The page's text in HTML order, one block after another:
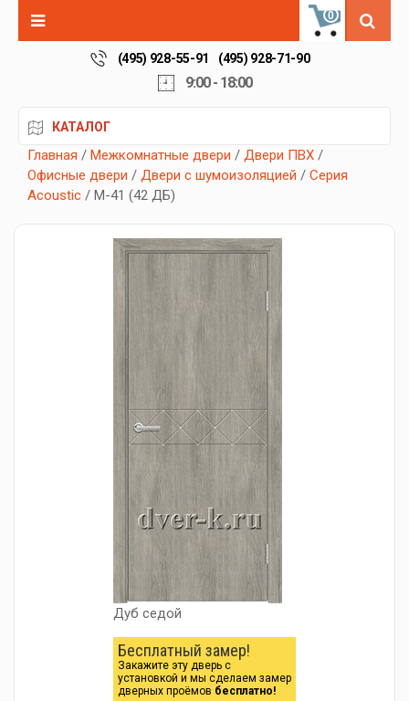
0
(495) 928-55-91 (495) 928-71-90
9:00 - 18:00
КАТАЛОГ
Главная / Межкомнатные двери / Двери ПВХ /
Офисные двери / Двери с шумоизоляцией / Серия
Acoustic / М-41 (42 ДБ)
Дуб седой
Бесплатный замер!
Закажите эту дверь с
установкой и мы сделаем замер
дверных проёмов бесплатно!